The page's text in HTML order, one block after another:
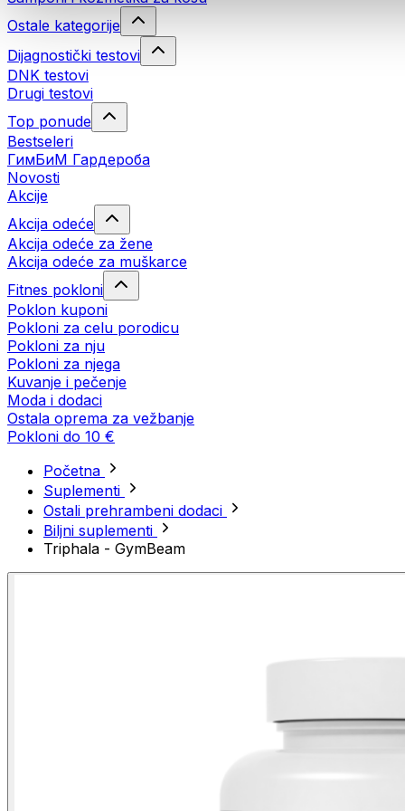
Ostale kategorije
Dijagnostički testovi
DNK testovi
Drugi testovi
Top ponude
Bestseleri
ГимБиМ Гардeробa
Novosti
Akcije
Akcija odeće
Akcija odeće za žene
Akcija odeće za muškarce
Fitnes pokloni
Poklon kuponi
Pokloni za celu porodicu
Pokloni za nju
Pokloni za njega
Kuvanje i pečenje
Moda i dodaci
Ostala oprema za vežbanje
Pokloni do 10 €
Početna
Suplementi
Ostali prehrambeni dodaci
Biljni suplementi
Triphala - GymBeam